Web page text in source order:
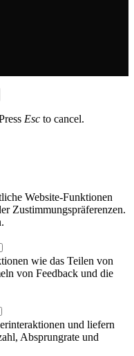
Esc to cancel.
Website-Funktionen
Zustimmungspräferenzen.
wie das Teilen von
von Feedback und die
und liefern
Absprungrate und